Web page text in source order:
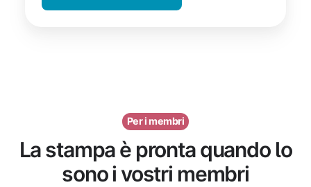
Per i membri
La stampa è pronta quando lo
sono i vostri membri